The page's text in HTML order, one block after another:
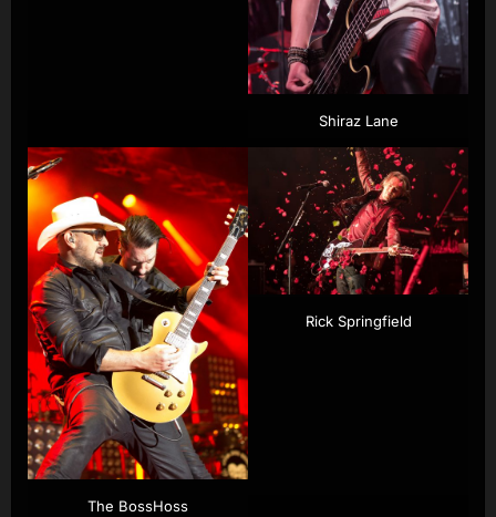
Shiraz Lane
The BossHoss
Rick Springfield